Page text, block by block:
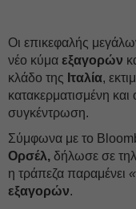
Οι επικεφαλής
νέο κύμα εξαγορών
κλάδο της Ιταλία,
κατακερματισμένη
συγκέντρωση.
Σύμφωνα με το
Ορσέλ, δήλωσε σε
η τράπεζα παραμένει
εξαγορών.